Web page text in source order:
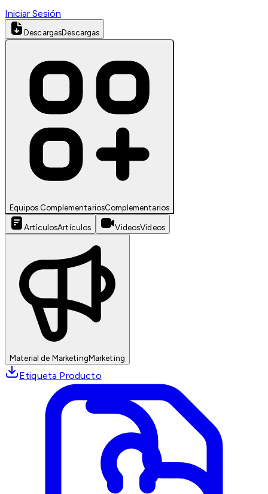
Iniciar Sesión
DescargasDescargas
Equipos ComplementariosComplementarios
ArtículosArtículos VideosVideos
Material de MarketingMarketing
Etiqueta Producto